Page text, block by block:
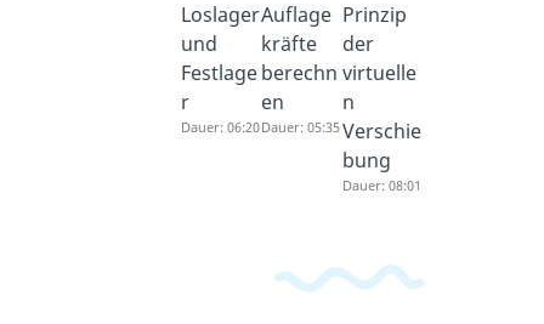
Loslager
und
Festlage
r
Dauer: 06:20
Auflage
kräfte
berechn
en
Dauer: 05:35
Prinzip
der
virtuelle
n
Verschie
bung
Dauer: 08:01